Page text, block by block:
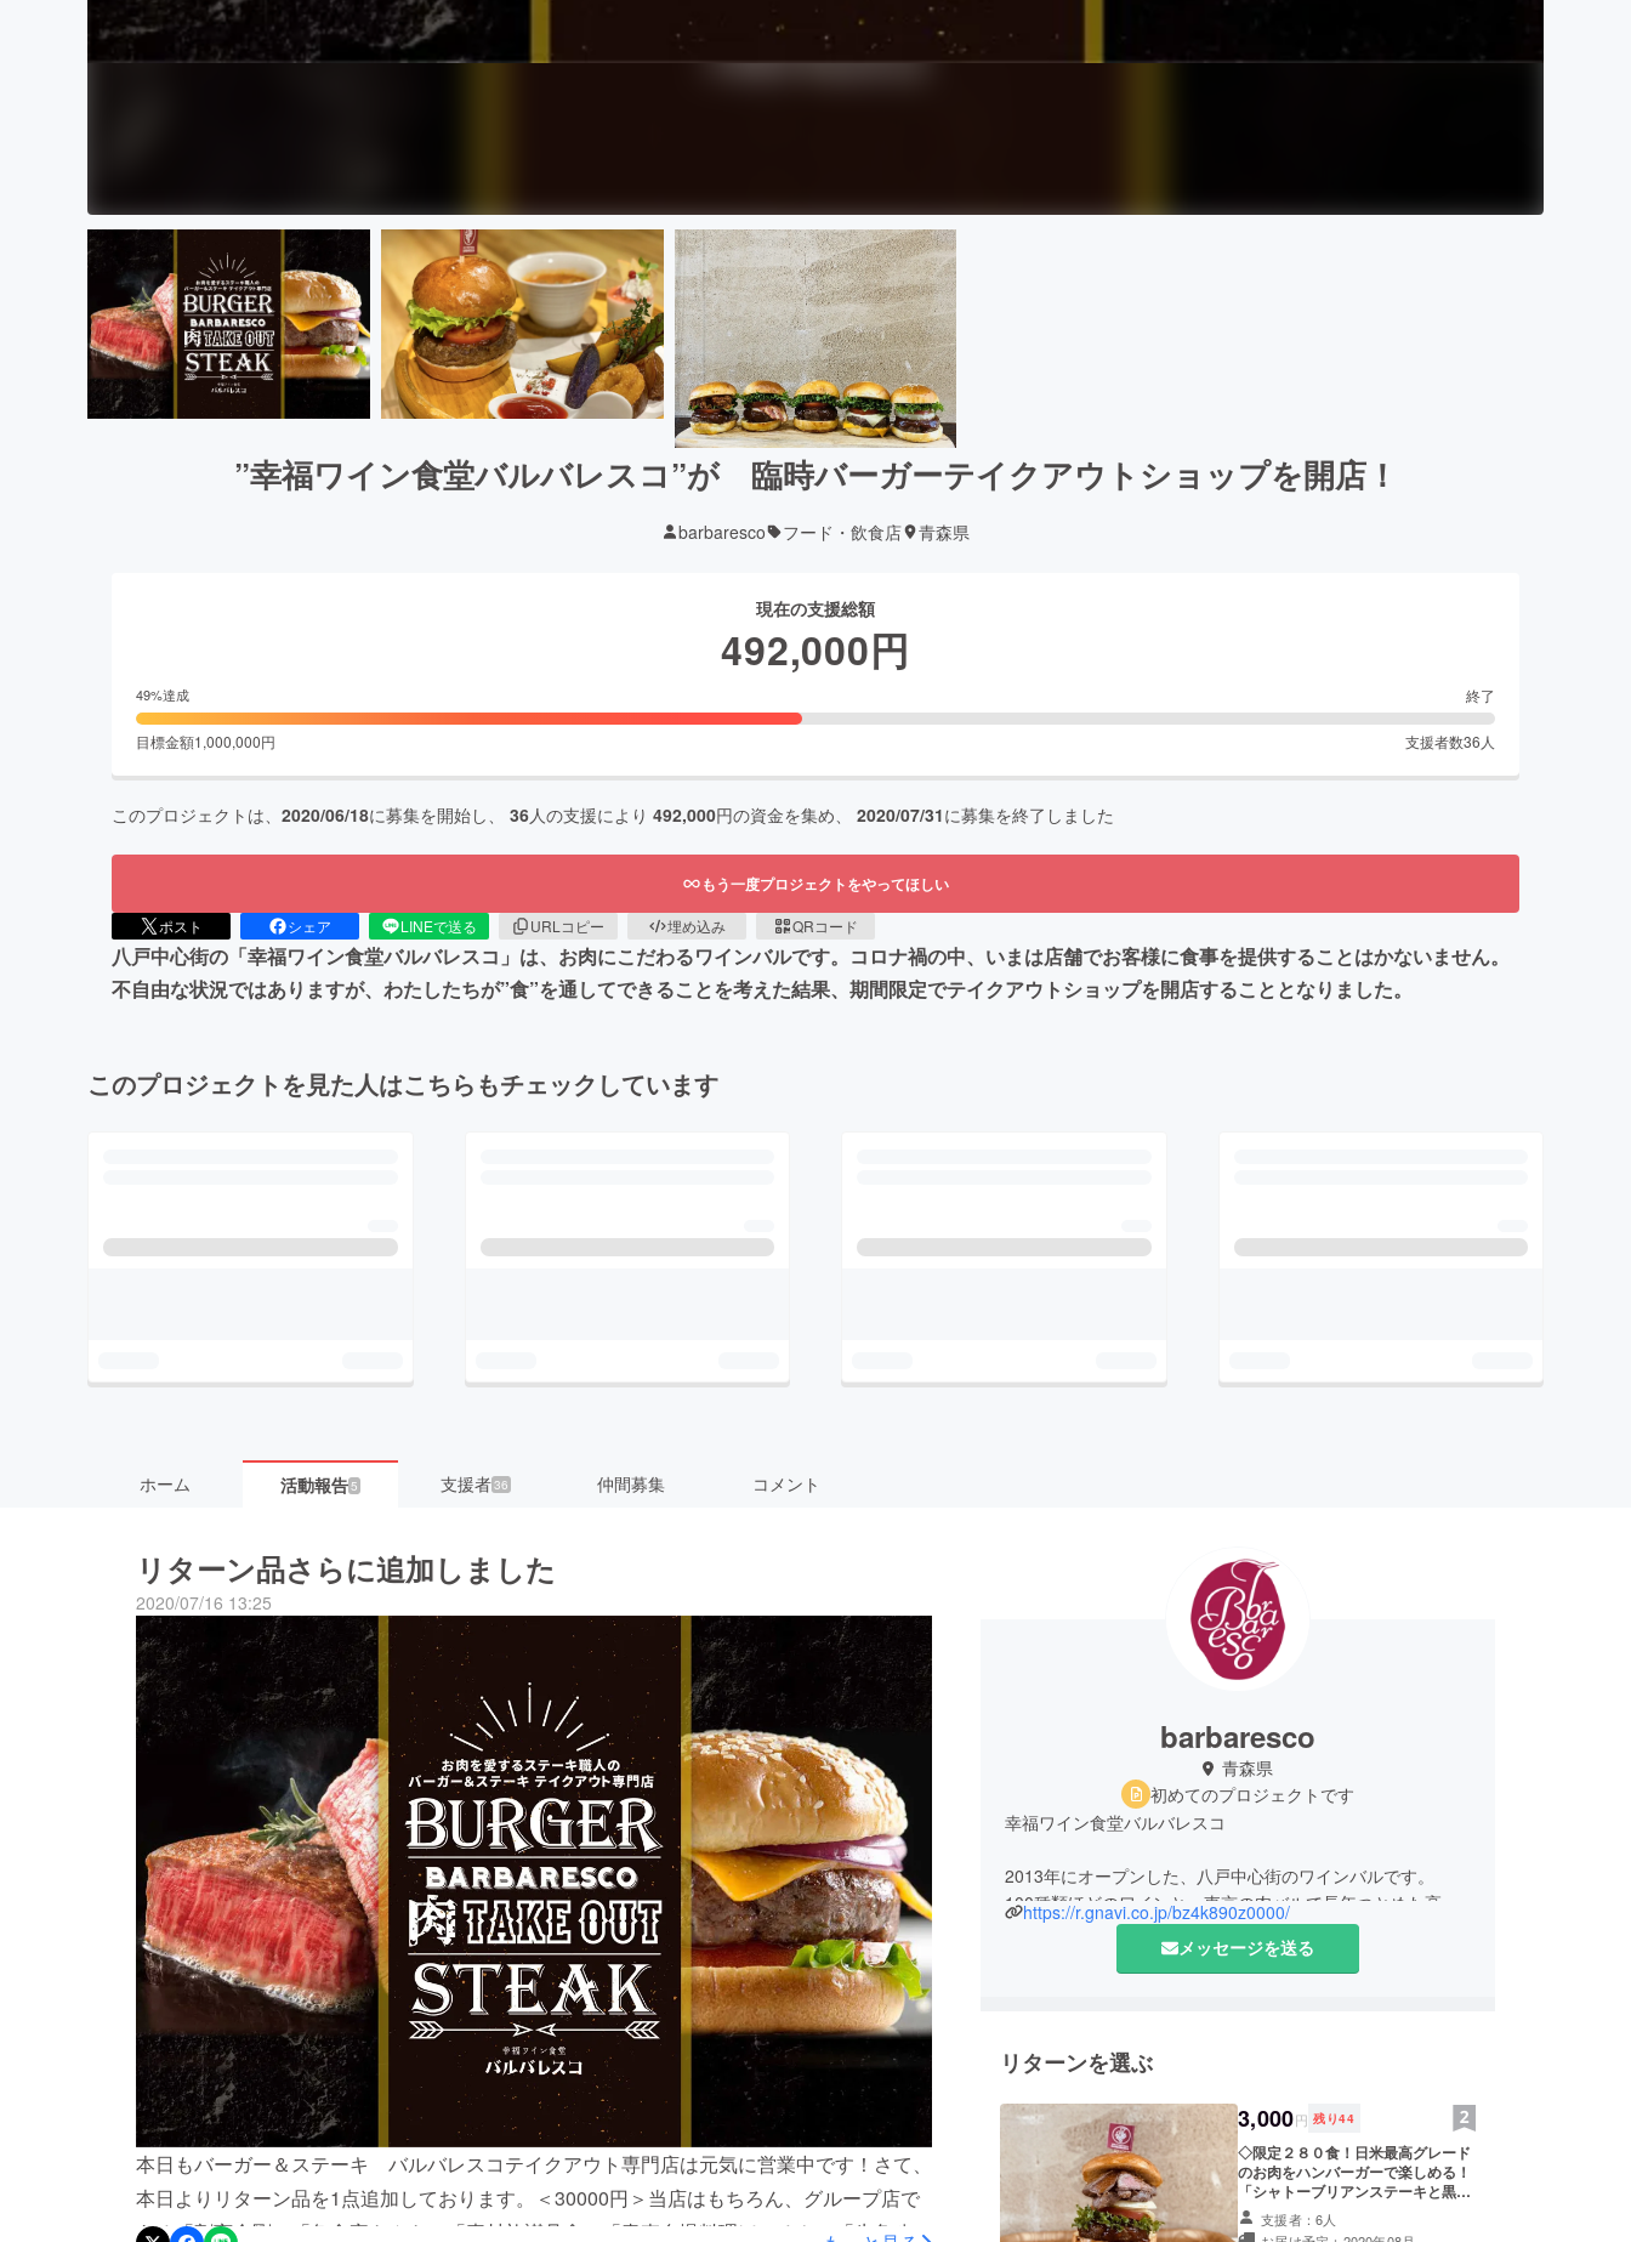
”幸福ワイン食堂バルバレスコ”が 臨時バーガーテイクアウトショップを開店！
barbaresco フード・飲食店 青森県
現在の支援総額
492,000円
49%達成 終了
目標金額1,000,000円 支援者数36 人
このプロジェクトは、 2020/06/18に募集を開始し、 36人の支援により 492,000円の資金を集め、 2020/07/31に募集を終了しました
もう一度プロジェクトをやってほしい
ポスト シェア LINEで送る URLコピー 埋め込み QRコード
八戸中心街の「幸福ワイン食堂バルバレスコ」は、お肉にこだわるワインバルです。コロナ禍の中、いまは店舗でお客様に食事を提供することはかないません。
不自由な状況ではありますが、わたしたちが”食”を通してできることを考えた結果、期間限定でテイクアウトショップを開店することとなりました。
このプロジェクトを見た人はこちらもチェックしています
ホーム 活動報告5 支援者36 仲間募集 コメント
リターン品さらに追加しました
2020/07/16 13:25
本日もバーガー＆ステーキ バルバレスコテイクアウト専門店は元気に営業中です！さて、
本日よりリターン品を1点追加しております。＜30000円＞当店はもちろん、グループ店で
ある「割烹金剛」「魚食家きんき」「素材礼讃丹念」「青森自慢料理ほこるや」「牛角八戸
barbaresco
青森県
初めてのプロジェクトです
幸福ワイン食堂バルバレスコ
2013年にオープンした、八戸中心街のワインバルです。
100種類ほどのワインと、東京の肉バルで長年つとめた高山
が厳選した肉料理が自慢です！
洗練された空間で、お肉とワインを味わっていただくお店と
の期間限定ショップをオープンする運びとなりました。
https://r.gnavi.co.jp/bz4k890z0000/
メッセージを送る
リターンを選ぶ
3,000円 残り44
◇限定２８０食！日米最高グレード
のお肉をハンバーガーで楽しめる！
「シャトーブリアンステーキと黒毛
和牛パテのスペシャルバーガー」お
ひとり分 （写真はイメージです。)
支援者：6人